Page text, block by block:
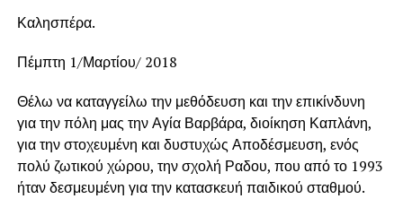
Καλησπέρα.
Πέμπτη 1/Μαρτίου/ 2018
Θέλω να καταγγείλω την μεθόδευση και την επικίνδυνη
για την πόλη μας την Αγία Βαρβάρα, διοίκηση Καπλάνη,
για την στοχευμένη και δυστυχώς Αποδέσμευση, ενός
πολύ ζωτικού χώρου, την σχολή Ραδου, που από το 1993
ήταν δεσμευμένη για την κατασκευή παιδικού σταθμού.